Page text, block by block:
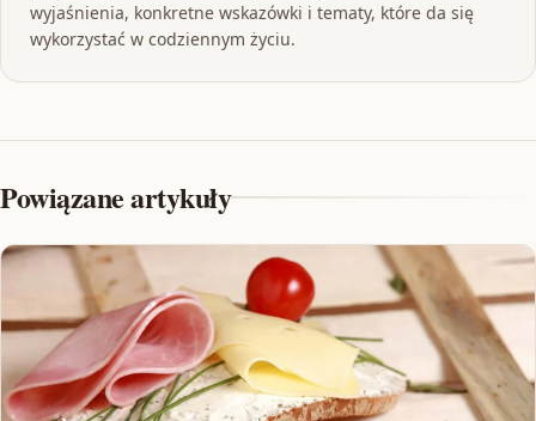
wyjaśnienia, konkretne wskazówki i tematy, które da się
wykorzystać w codziennym życiu.
Powiązane artykuły